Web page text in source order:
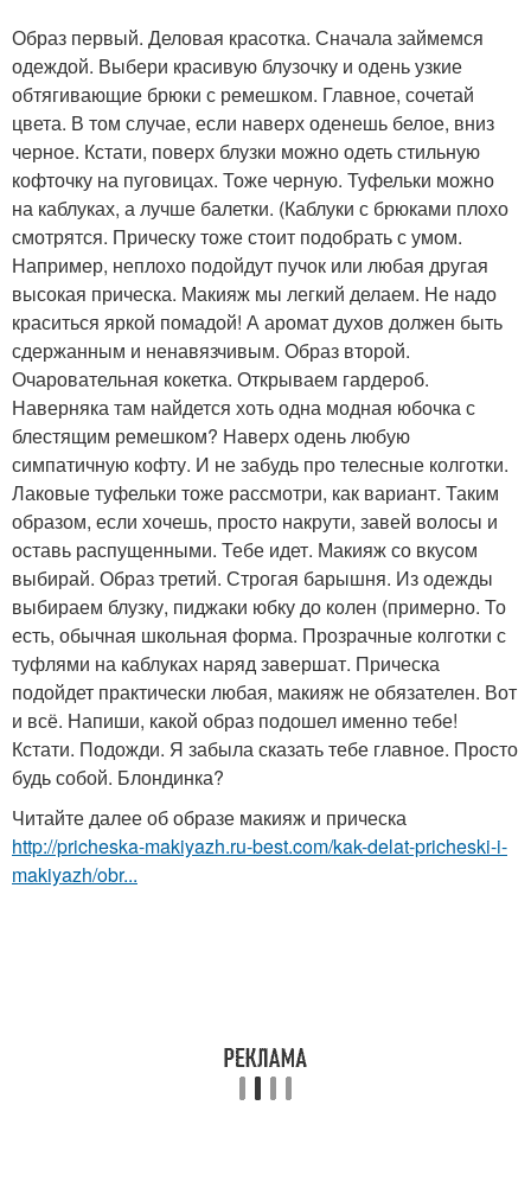
Образ первый. Деловая красотка. Сначала займемся
одеждой. Выбери красивую блузочку и одень узкие
обтягивающие брюки с ремешком. Главное, сочетай
цвета. В том случае, если наверх оденешь белое, вниз
черное. Кстати, поверх блузки можно одеть стильную
кофточку на пуговицах. Тоже черную. Туфельки можно
на каблуках, а лучше балетки. (Каблуки с брюками плохо
смотрятся. Прическу тоже стоит подобрать с умом.
Например, неплохо подойдут пучок или любая другая
высокая прическа. Макияж мы легкий делаем. Не надо
краситься яркой помадой! А аромат духов должен быть
сдержанным и ненавязчивым. Образ второй.
Очаровательная кокетка. Открываем гардероб.
Наверняка там найдется хоть одна модная юбочка с
блестящим ремешком? Наверх одень любую
симпатичную кофту. И не забудь про телесные колготки.
Лаковые туфельки тоже рассмотри, как вариант. Таким
образом, если хочешь, просто накрути, завей волосы и
оставь распущенными. Тебе идет. Макияж со вкусом
выбирай. Образ третий. Строгая барышня. Из одежды
выбираем блузку, пиджаки юбку до колен (примерно. То
есть, обычная школьная форма. Прозрачные колготки с
туфлями на каблуках наряд завершат. Прическа
подойдет практически любая, макияж не обязателен. Вот
и всё. Напиши, какой образ подошел именно тебе!
Кстати. Подожди. Я забыла сказать тебе главное. Просто
будь собой. Блондинка?
Читайте далее об образе макияж и прическа
http://pricheska-makiyazh.ru-best.com/kak-delat-pricheski-i-
makiyazh/obr...